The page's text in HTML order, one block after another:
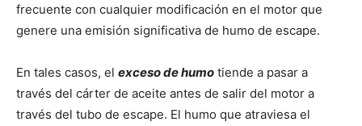
frecuente con cualquier modificación en el motor que
genere una emisión significativa de humo de escape.
En tales casos, el exceso de humo tiende a pasar a
través del cárter de aceite antes de salir del motor a
través del tubo de escape. El humo que atraviesa el